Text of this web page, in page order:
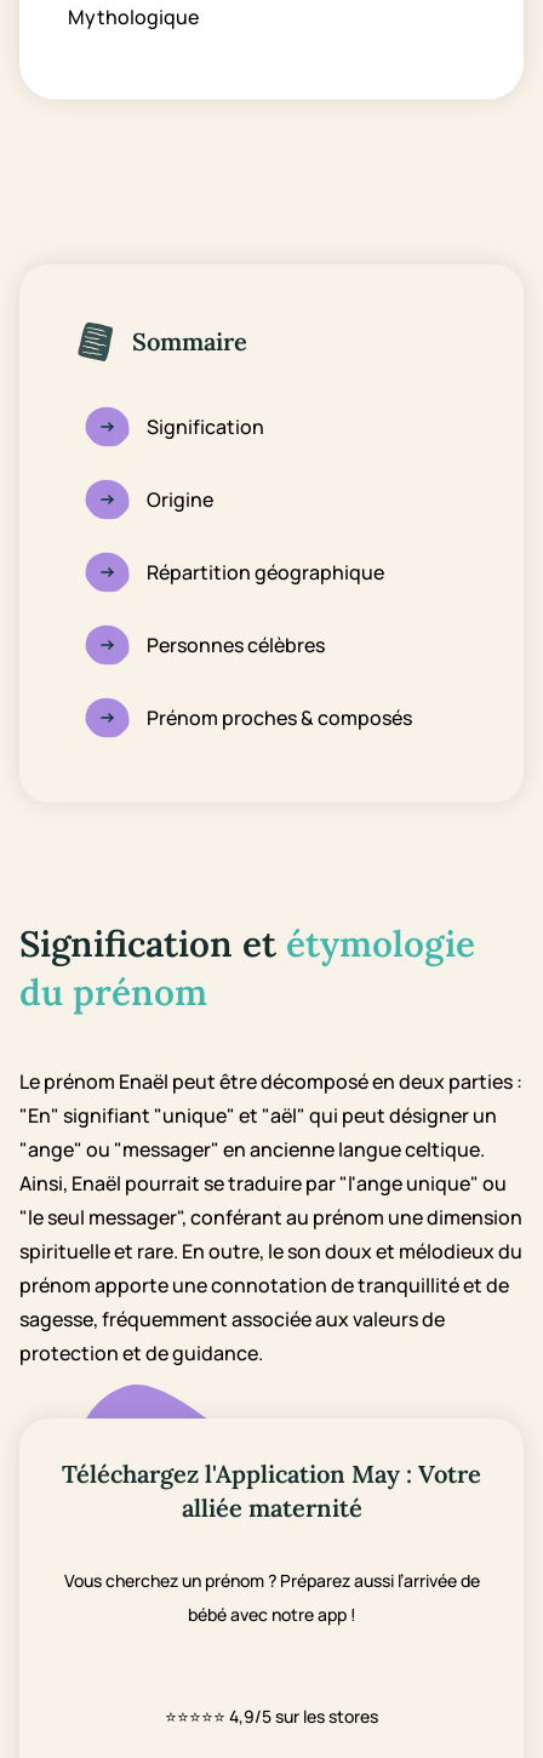
Mythologique
Sommaire
Signification
Origine
Répartition géographique
Personnes célèbres
Prénom proches & composés
Signification et étymologie
du prénom
Le prénom Enaël peut être décomposé en deux parties :
"En" signifiant "unique" et "aël" qui peut désigner un
"ange" ou "messager" en ancienne langue celtique.
Ainsi, Enaël pourrait se traduire par "l'ange unique" ou
"le seul messager", conférant au prénom une dimension
spirituelle et rare. En outre, le son doux et mélodieux du
prénom apporte une connotation de tranquillité et de
sagesse, fréquemment associée aux valeurs de
protection et de guidance.
Téléchargez l'Application May : Votre
alliée maternité
Vous cherchez un prénom ? Préparez aussi l’arrivée de
bébé avec notre app !
⭐⭐⭐⭐⭐ 4,9/5 sur les stores